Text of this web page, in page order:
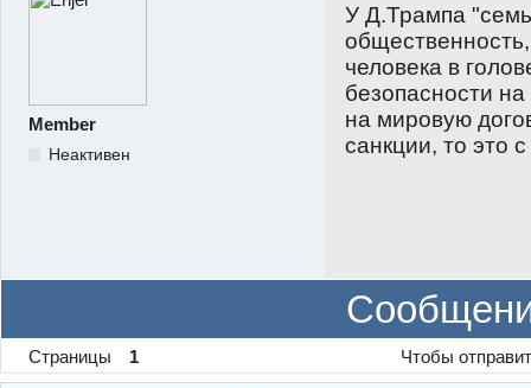
Member
Неактивен
У Д.Трампа
общественность,
человека в
безопасности
на мировую
санкции, то это
Страницы 1 Чтобы